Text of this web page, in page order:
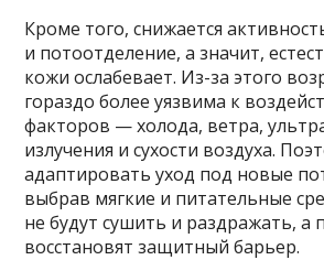
Кроме того, снижается
и потоотделение, а значит,
кожи ослабевает. Из-за этого
гораздо более уязвима к
факторов — холода, ветра,
излучения и сухости воздуха.
адаптировать уход под новые
выбрав мягкие и питательные
не будут сушить и раздражать, а
восстановят защитный барьер.